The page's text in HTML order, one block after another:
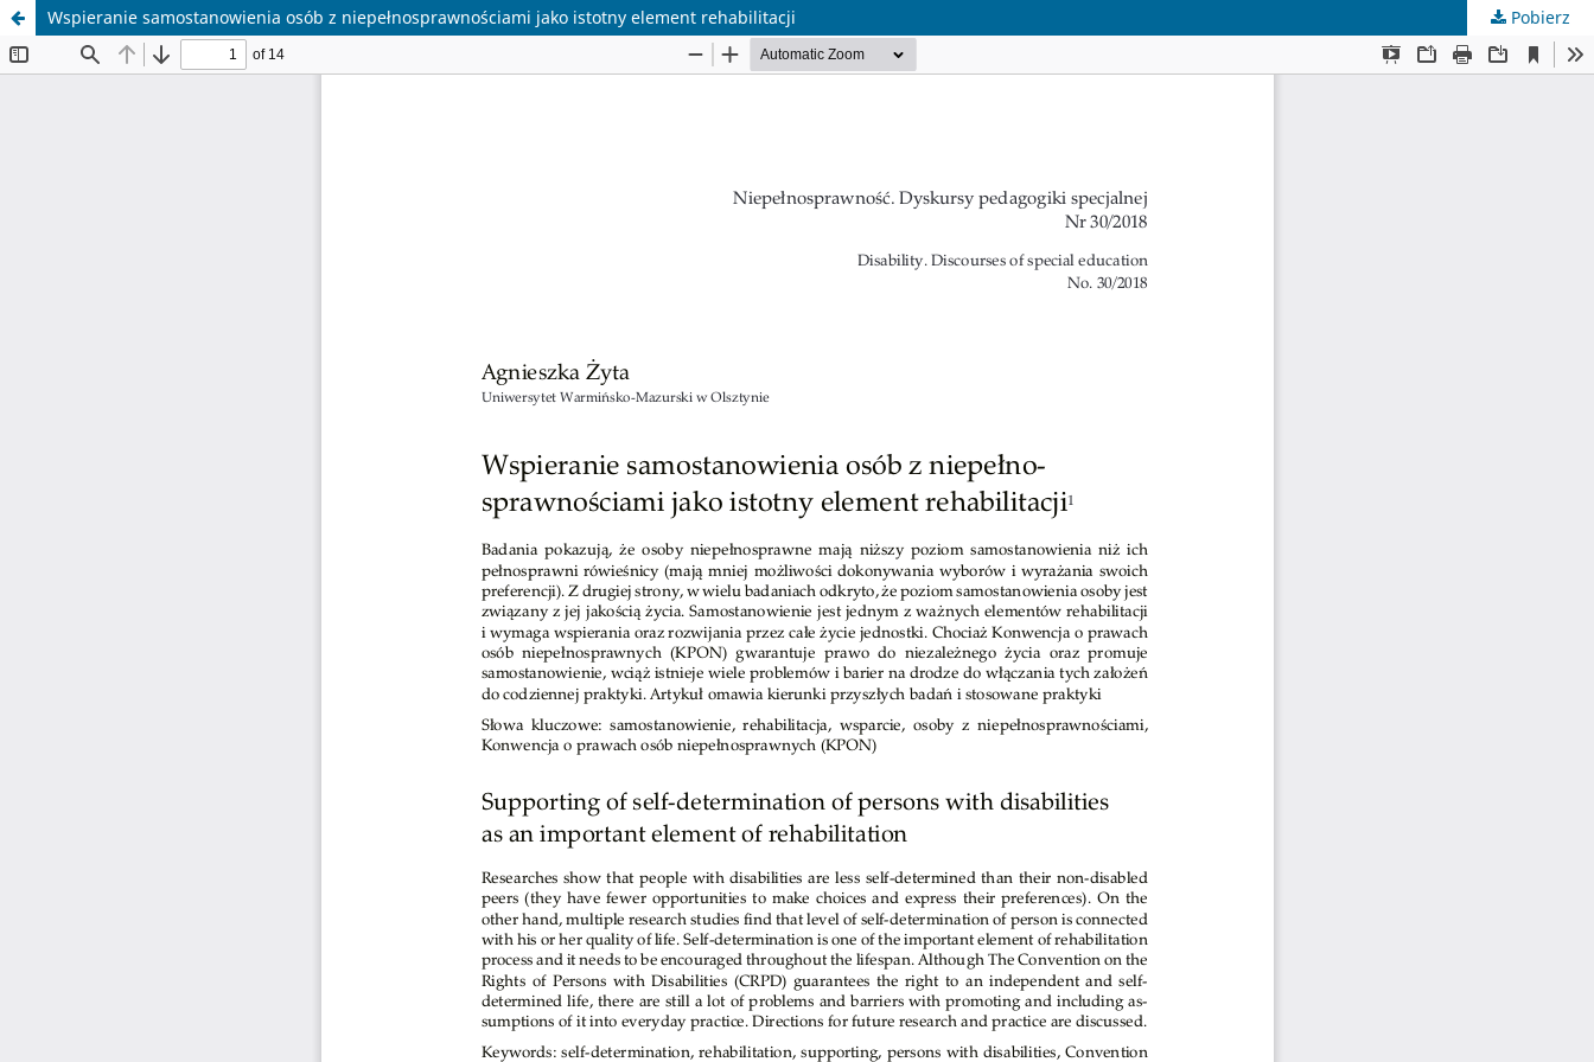
Wspieranie samostanowienia osób z niepełnosprawnościami jako istotny element rehabilitacji Pobierz